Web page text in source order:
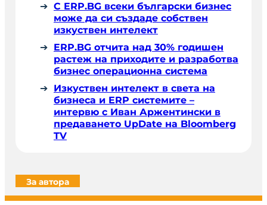
С ERP.BG всеки български бизнес
може да си създаде собствен
изкуствен интелект
ERP.BG отчита над 30% годишен
растеж на приходите и разработва
бизнес операционна система
Изкуствен интелект в света на
бизнеса и ERP системите –
интервю с Иван Аржентински в
предаването UpDate на Bloomberg
TV
За автора